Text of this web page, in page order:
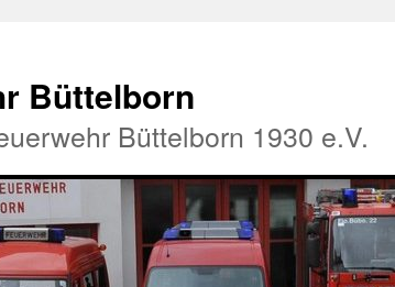
Büttelborn
Büttelborn 1930 e.V.